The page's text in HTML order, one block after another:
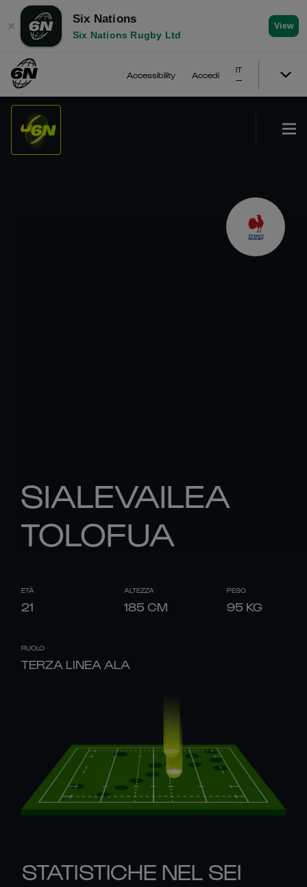
✕
Six Nations
Six Nations Rugby Ltd
View
Accessibility Accedi
IT
SIALEVAILEA
TOLOFUA
ETÀ
21
ALTEZZA
185 CM
PESO
95 KG
RUOLO
TERZA LINEA ALA
STATISTICHE NEL SEI